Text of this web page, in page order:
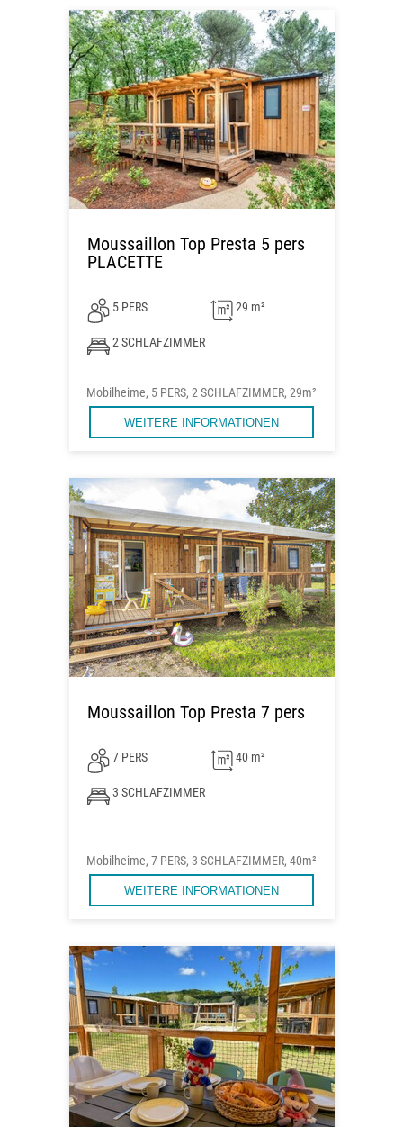
Moussaillon Top Presta 5 pers
PLACETTE
5 PERS 29 m²
2 SCHLAFZIMMER
Mobilheime, 5 PERS, 2 SCHLAFZIMMER, 29m²
WEITERE INFORMATIONEN
Moussaillon Top Presta 7 pers
7 PERS 40 m²
3 SCHLAFZIMMER
Mobilheime, 7 PERS, 3 SCHLAFZIMMER, 40m²
WEITERE INFORMATIONEN